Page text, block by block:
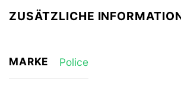
ZUSÄTZLICHE
MARKE Police